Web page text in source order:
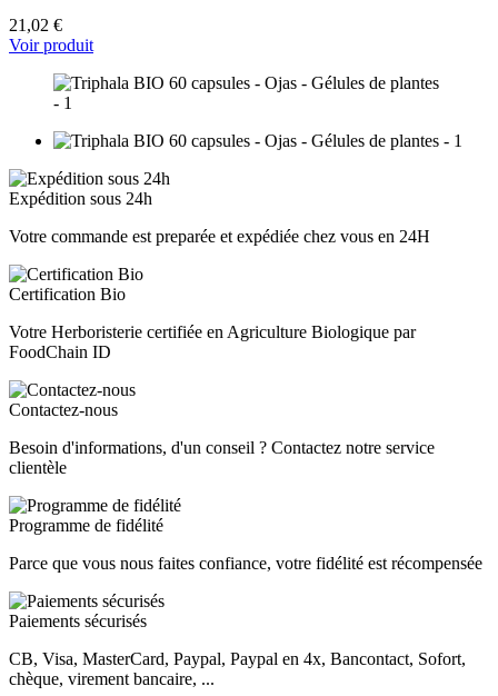
21,02 €
Voir produit
Expédition sous 24h
Votre commande est preparée et expédiée chez vous en 24H
Certification Bio
Votre Herboristerie certifiée en Agriculture Biologique par
FoodChain ID
Contactez-nous
Besoin d'informations, d'un conseil ? Contactez notre service
clientèle
Programme de fidélité
Parce que vous nous faites confiance, votre fidélité est récompensée
Paiements sécurisés
CB, Visa, MasterCard, Paypal, Paypal en 4x, Bancontact, Sofort,
chèque, virement bancaire, ...